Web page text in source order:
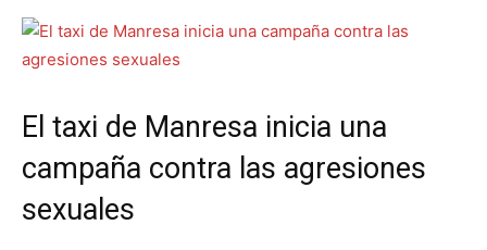
El taxi de Manresa inicia una
campaña contra las agresiones
sexuales